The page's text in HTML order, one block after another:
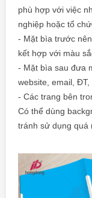
phù hợp với việc
nghiệp hoặc tổ
- Mặt bìa trước
kết hợp với màu
- Mặt bìa sau đưa
website, email, ĐT,
- Các trang bên
Có thể dùng
tránh sử dụng quá